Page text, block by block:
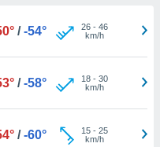
/ -54° 26 - 46
km/h
/ -58° 18 - 30
km/h
/ -60° 15 - 25
km/h